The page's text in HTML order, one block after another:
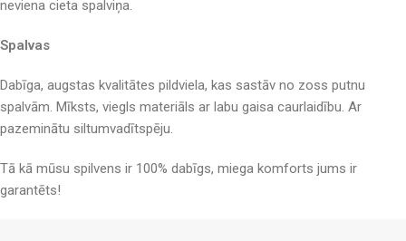
neviena cieta spalviņa.
Spalvas
Dabīga, augstas kvalitātes pildviela, kas sastāv no zoss putnu
spalvām. Mīksts, viegls materiāls ar labu gaisa caurlaidību. Ar
pazeminātu siltumvadītspēju.
Tā kā mūsu spilvens ir 100% dabīgs, miega komforts jums ir
garantēts!